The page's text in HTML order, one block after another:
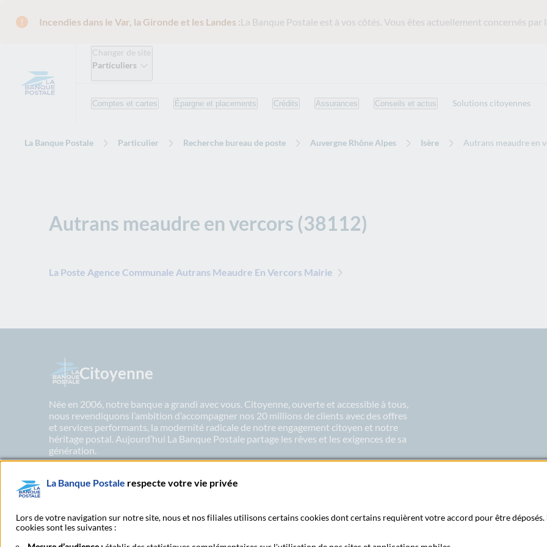
Incendies dans le Var, la Gironde et les Landes :La Banque Postale est à vos côtés. Vous êtes actuellement concernés par
Changer de site
Particuliers
Comptes et cartes Épargne et placements Crédits Assurances Conseils et actus Solutions citoyennes
La Banque Postale Particulier Recherche bureau de poste Auvergne Rhône Alpes Isère Autrans meaudre en
Autrans meaudre en vercors (38112)
La Poste Agence Communale Autrans Meaudre En Vercors Mairie
Citoyenne
Née en 2006, notre banque a grandi avec vous. Citoyenne, ouverte et accessible à tous,
nous revendiquons l’ambition d’accompagner nos 20 millions de clients avec des offres
et services performants, la modernité radicale de notre engagement citoyen et notre
héritage postal. Aujourd’hui La Banque Postale partage les rêves et les exigences de sa
génération.
En savoir plus sur nos engagements
La Banque Postale respecte votre vie privée
Lors de votre navigation sur notre site, nous et nos filiales utilisons certains cookies dont certains requièrent votre accord pour être déposés.
cookies sont les suivantes :